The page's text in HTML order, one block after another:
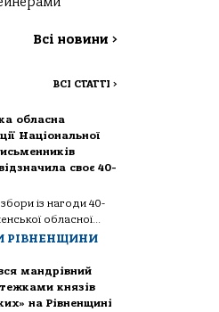
Всі новини >
ВСІ СТАТТІ >
обласна
Національної
своє 40-
із нагоди 40-
обласної...
РІВНЕНЩИНИ
мандрівний
князів
на Рівненщині